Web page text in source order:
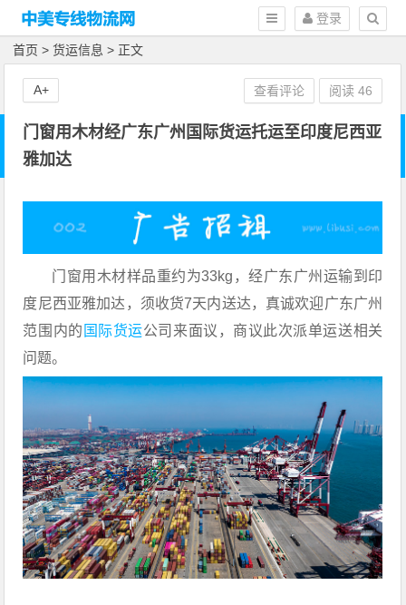
登录
首页 > 货运信息 > 正文
门窗用木材经广东广州国际货运托运至印度尼西亚
雅加达
门窗用木材样品重约为33kg，经广东广州运输到印
度尼西亚雅加达，须收货7天内送达，真诚欢迎广东广州
范围内的 国际货运公司来面议，商议此次派单运送相关
问题。
查看评论 阅读46
A+